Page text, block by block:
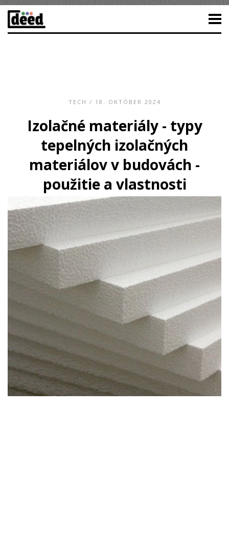
TECH / 18. OKTÓBER 2024
Izolačné materiály - typy
tepelných izolačných
materiálov v budovách -
použitie a vlastnosti